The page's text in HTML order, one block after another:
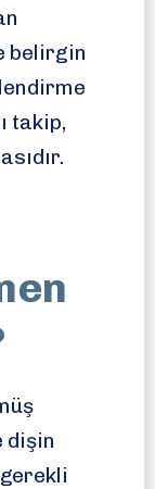
belirgin
takip,
dişin